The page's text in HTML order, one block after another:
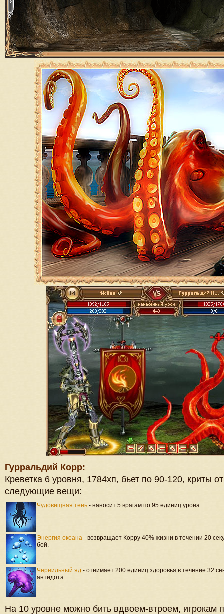
Гурральдий Корр:
Креветка 6 уровня, 1784хп, бьет по 90-120, криты
следующие вещи:
Чудовищная тень - наносит 5 врагам по 95 единиц урона.
Энергия океана - возвращает Корру 40% жизни в течении 20
бой.
Чернильный яд - отнимает 200 единиц здоровья в течение 32
антидота
На 10 уровне можно бить вдвоем-втроем, игрокам